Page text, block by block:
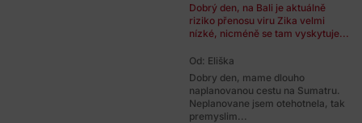
Dobrý den, na Bali je aktuálně
riziko přenosu viru Zika velmi
nízké, nicméně se tam vyskytuje...
Od: Eliška
Dobry den, mame dlouho
naplanovanou cestu na Sumatru.
Neplanovane jsem otehotnela, tak
premyslim...